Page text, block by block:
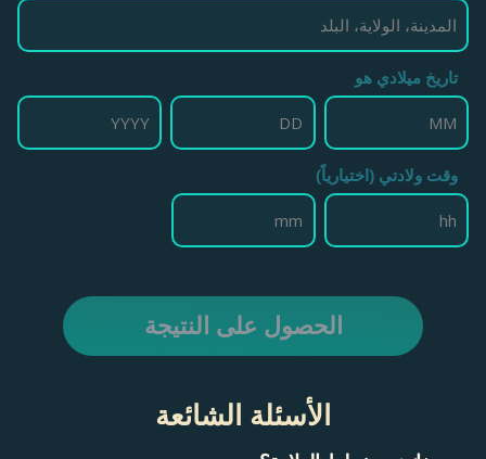
تاريخ ميلادي هو
وقت ولادتي (اختيارياً)
الحصول على النتيجة
الأسئلة الشائعة